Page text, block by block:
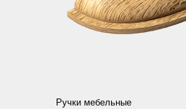
Ручки мебельные